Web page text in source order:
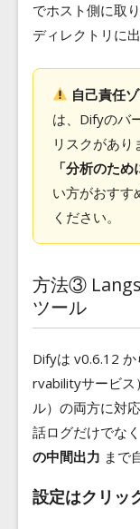
でホスト側に取
ディレクトリに
自己責任
は、Difyのバ
リスクがあり
「分析のた
い方がおすす
ください。
方法③
ツール
Difyは v0.6.12 か
rvabilityサービス
ル）の両方に対
話ログだけでなく
の中間出力 まで
設定はクリッ